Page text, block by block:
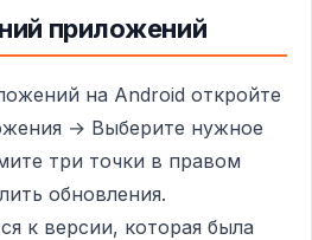
приложений
на Android откройте
→ Выберите нужное
три точки в правом
обновления.
к версии, которая была